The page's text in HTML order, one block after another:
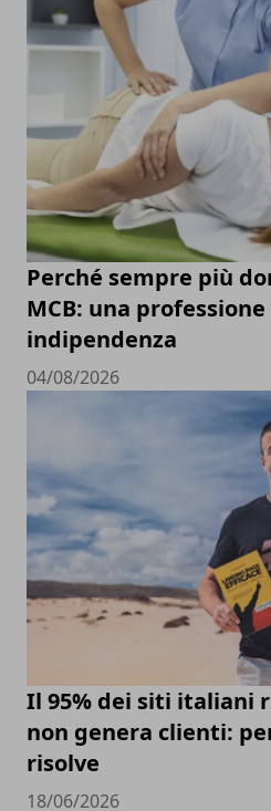
Perché sempre più
MCB: una
indipendenza
04/08/2026
Il 95% dei siti italiani
non genera clienti:
risolve
18/06/2026